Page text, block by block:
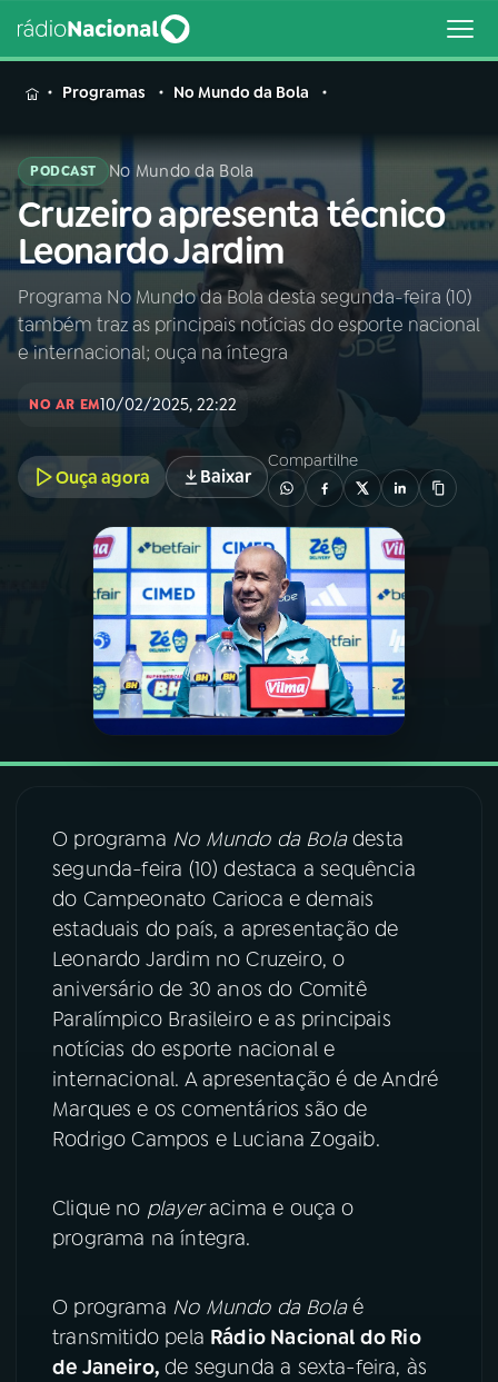
MENU
Buscar
na
Rádio
Nacional
Buscar
AO VIVO
01INÍCIO
02A RÁDIO
PROGRAMAÇÃO
PROGRAMAS
PODCASTS
06VIDEOCASTS
07ÚLTIMAS
FESTIVAL DE MÚSICA
ACOMPANHE A RÁDIO NACIONAL
YouTube Facebook
TikTok
Programas No Mundo da Bola
PODCAST No Mundo da Bola
Cruzeiro apresenta técnico
Leonardo Jardim
Programa No Mundo da Bola desta segunda-feira (10)
também traz as principais notícias do esporte nacional
e internacional; ouça na íntegra
NO AR EM10/02/2025, 22:22
Ouça agora Baixar
Compartilhe
O programa No Mundo da Boladesta
segunda-feira (10) destaca a sequência
do Campeonato Carioca e demais
estaduais do país, a apresentação de
Leonardo Jardim no Cruzeiro, o
aniversário de 30 anos do Comitê
Paralímpico Brasileiro e as principais
notícias do esporte nacional e
internacional. A apresentação é de André
Marques e os comentários são de
Rodrigo Campos e Luciana Zogaib.
Clique no playeracima e ouça o
programa na íntegra.
O programa No Mundo da Bolaé
transmitido pela Rádio Nacional do Rio
de Janeiro,de segunda a sexta-feira, às